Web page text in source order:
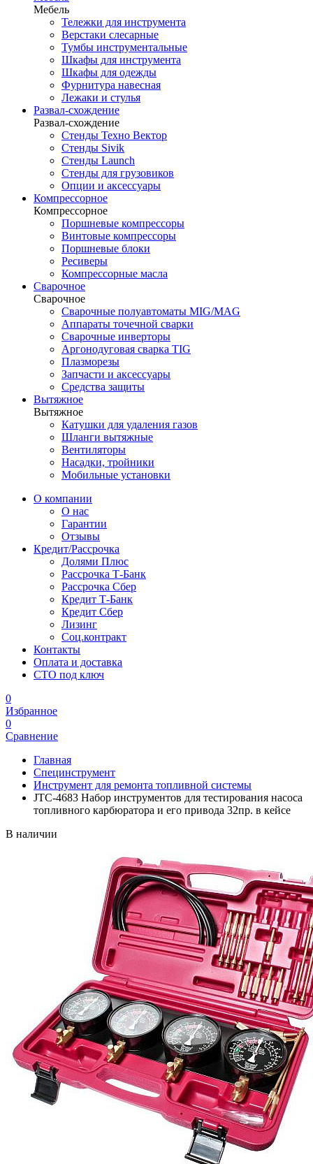
Мебель
Тележки для инструмента
Верстаки слесарные
Тумбы инструментальные
Шкафы для инструмента
Шкафы для одежды
Фурнитура навесная
Лежаки и стулья
Развал-схождение
Развал-схождение
Стенды Техно Вектор
Стенды Sivik
Стенды Launch
Стенды для грузовиков
Опции и аксессуары
Компрессорное
Компрессорное
Поршневые компрессоры
Винтовые компрессоры
Поршневые блоки
Ресиверы
Компрессорные масла
Сварочное
Сварочное
Сварочные полуавтоматы MIG/MAG
Аппараты точечной сварки
Сварочные инверторы
Аргонодуговая сварка TIG
Плазморезы
Запчасти и аксессуары
Средства защиты
Вытяжное
Вытяжное
Катушки для удаления газов
Шланги вытяжные
Вентиляторы
Насадки, тройники
Мобильные установки
О компании
О нас
Гарантии
Отзывы
Кредит/Рассрочка
Долями Плюс
Рассрочка Т-Банк
Рассрочка Сбер
Кредит Т-Банк
Кредит Сбер
Лизинг
Соц.контракт
Контакты
Оплата и доставка
СТО под ключ
0
Избранное
0
Сравнение
Главная
Специнструмент
Инструмент для ремонта топливной системы
JTC-4683 Набор инструментов для тестирования насоса
топливного карбюратора и его привода 32пр. в кейсе
В наличии